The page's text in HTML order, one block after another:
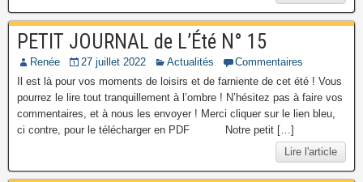
PETIT JOURNAL de L’Été N° 15
Renée 27 juillet 2022 Actualités
Commentaires
Il est là pour vos moments de loisirs et de farniente de cet été ! Vous
pourrez le lire tout tranquillement à l’ombre ! N’hésitez pas à faire vos
commentaires, et à nous les envoyer ! Merci cliquer sur le lien bleu,
ci contre, pour le télécharger en PDF Notre petit […]
Lire l'article